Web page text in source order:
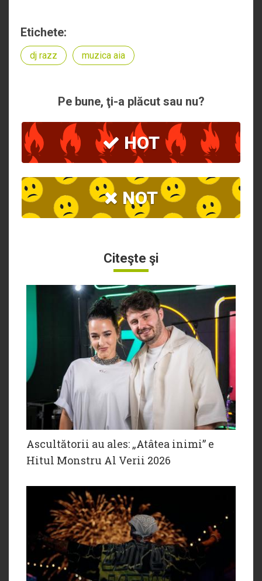
Etichete:
dj razz muzica aia
Pe bune, ţi-a plăcut sau nu?
HOT
NOT
Citeşte şi
Ascultătorii au ales: „Atâtea inimi” e
Hitul Monstru Al Verii 2026